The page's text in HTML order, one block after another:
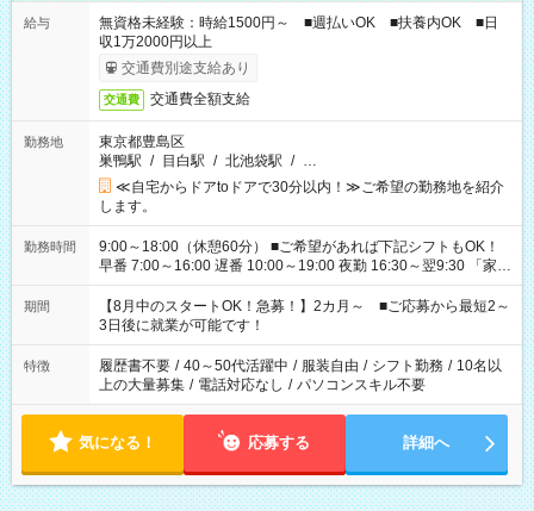
給与
無資格未経験：時給1500円～ ■週払いOK ■扶養内OK ■日
収1万2000円以上
交通費別途支給あり
交通費 交通費全額支給
勤務地
東京都豊島区
巣鴨駅 / 目白駅 / 北池袋駅 / …
≪自宅からドアtoドアで30分以内！≫ご希望の勤務地を紹介
します。
勤務時間
9:00～18:00（休憩60分） ■ご希望があれば下記シフトもOK！
早番 7:00～16:00 遅番 10:00～19:00 夜勤 16:30～翌9:30 「家族
と休みを合わせたい」 「余裕を持って夕飯の準備がしたい」
「できれば残業はしたくない」 など、ご希望を教えてください
ね。 ※Wワーク希望の方へ 今ご覧のお仕事で希望する勤務時間
と、もう1つのお仕事の勤務時間。 合計で週40時間を超える場
合は応募できません。
期間
【8月中のスタートOK！急募！】2カ月～ ■ご応募から最短2～
3日後に就業が可能です！
特徴 履歴書不要 / 40～50代活躍中 / 服装自由 / シフト勤務 / 10名以
上の大量募集 / 電話対応なし / パソコンスキル不要
気になる！ 応募する 詳細へ